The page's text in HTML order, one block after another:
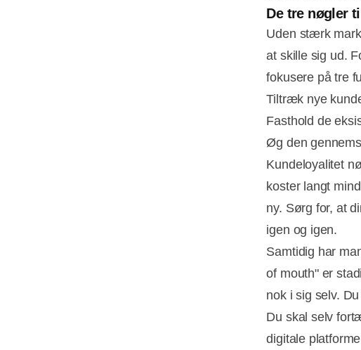
De tre nøgler
Uden stærk
at skille sig ud.
fokusere på tre
Tiltræk nye
Fasthold de
Øg den
Kundeloyalitet
koster langt
ny. Sørg for, at
igen og igen.
Samtidig har
of mouth" er
nok i sig selv.
Du skal selv
digitale